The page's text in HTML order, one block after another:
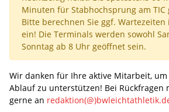
Minuten für Stabhochsprung am TIC
Bitte berechnen Sie ggf. Wartezeiten
ein! Die Terminals werden sowohl
Sonntag ab 8 Uhr geöffnet sein.
Wir danken für Ihre aktive Mitarbeit,
Ablauf zu unterstützen! Bei Rückfragen
gerne an